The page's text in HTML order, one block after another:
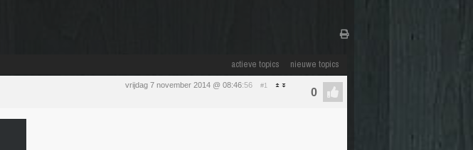
actieve topics nieuwe topics
vrijdag 7 november 2014 @ 08:46:56 #1